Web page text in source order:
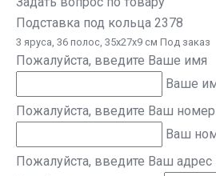
Подставка под кольца 2378
3 яруса, 36 полос, 35x27x9 см Под заказ
Пожалуйста, введите Ваше имя
Ваше
Пожалуйста, введите Ваш
Ваш
Пожалуйста, введите Ваш адрес